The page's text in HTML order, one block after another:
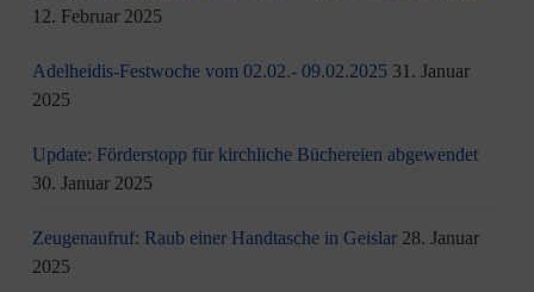
12. Februar 2025
Adelheidis-Festwoche vom 02.02.- 09.02.2025 31. Januar
2025
Update: Förderstopp für kirchliche Büchereien abgewendet
30. Januar 2025
Zeugenaufruf: Raub einer Handtasche in Geislar 28. Januar
2025